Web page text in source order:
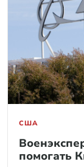
США
помогать